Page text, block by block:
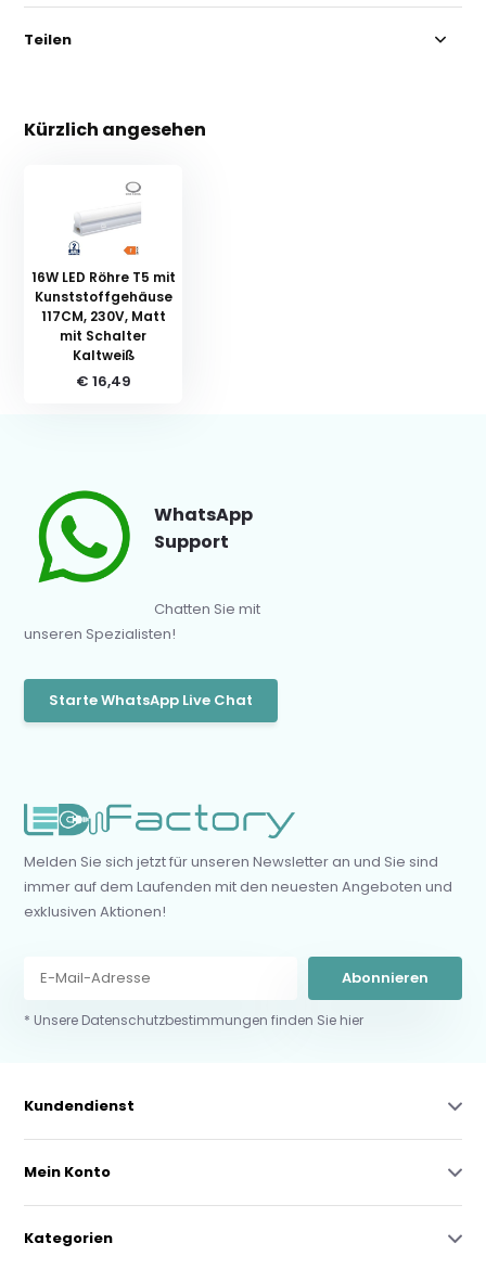
Teilen
Kürzlich angesehen
16W LED Röhre T5 mit
Kunststoffgehäuse
117CM, 230V, Matt
mit Schalter
Kaltweiß
€ 16,49
WhatsApp
Support
Chatten Sie mit
unseren Spezialisten!
Starte WhatsApp Live Chat
Melden Sie sich jetzt für unseren Newsletter an und Sie sind
immer auf dem Laufenden mit den neuesten Angeboten und
exklusiven Aktionen!
Abonnieren
* Unsere Datenschutzbestimmungen finden Sie hier
Kundendienst
Mein Konto
Kategorien